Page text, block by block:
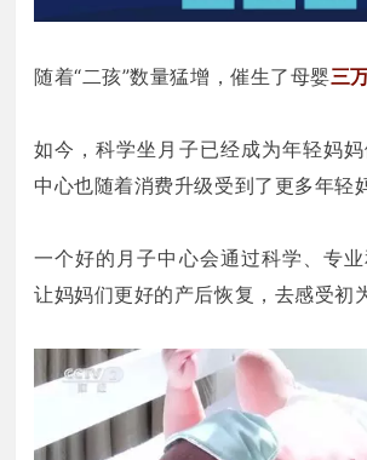
随着“二孩”数量猛增，催生了母婴三
如今，科学坐月子已经成为年轻妈
中心也随着消费升级受到了更多年轻
一个好的月子中心会通过科学、专
让妈妈们更好的产后恢复，去感受初